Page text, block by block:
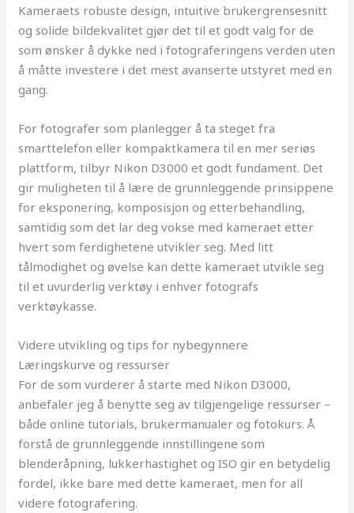
Kameraets robuste design, intuitive brukergrensesnitt
og solide bildekvalitet gjør det til et godt valg for de
som ønsker å dykke ned i fotograferingens verden uten
å måtte investere i det mest avanserte utstyret med en
gang.
For fotografer som planlegger å ta steget fra
smarttelefon eller kompaktkamera til en mer seriøs
plattform, tilbyr Nikon D3000 et godt fundament. Det
gir muligheten til å lære de grunnleggende prinsippene
for eksponering, komposisjon og etterbehandling,
samtidig som det lar deg vokse med kameraet etter
hvert som ferdighetene utvikler seg. Med litt
tålmodighet og øvelse kan dette kameraet utvikle seg
til et uvurderlig verktøy i enhver fotografs
verktøykasse.
Videre utvikling og tips for nybegynnere
Læringskurve og ressurser
For de som vurderer å starte med Nikon D3000,
anbefaler jeg å benytte seg av tilgjengelige ressurser –
både online tutorials, brukermanualer og fotokurs. Å
forstå de grunnleggende innstillingene som
blenderåpning, lukkerhastighet og ISO gir en betydelig
fordel, ikke bare med dette kameraet, men for all
videre fotografering.